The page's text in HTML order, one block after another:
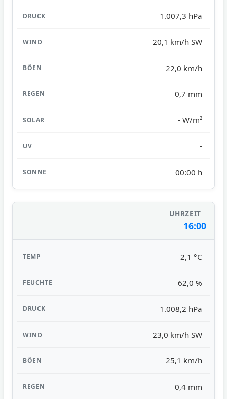
1.007,3 hPa
20,1 km/h SW
22,0 km/h
0,7 mm
- W/m²
-
00:00 h
16:00
2,1 °C
62,0 %
1.008,2 hPa
23,0 km/h SW
25,1 km/h
0,4 mm